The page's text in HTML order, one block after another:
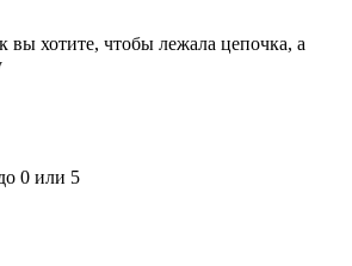
вы хотите, чтобы лежала цепочка, а
0 или 5